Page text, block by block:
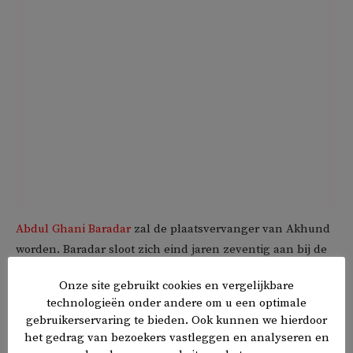
Abdul Ghani Baradar zal de plaatsvervanger van Akhund
worden. Baradar sloot zich eind jaren zeventig aan bij de
verjagen van de Sovjets samen met Akhund een van de
medeoprichters van de Taliban.
Onze site gebruikt cookies en vergelijkbare
technologieën onder andere om u een optimale
gebruikerservaring te bieden. Ook kunnen we hierdoor
het gedrag van bezoekers vastleggen en analyseren en